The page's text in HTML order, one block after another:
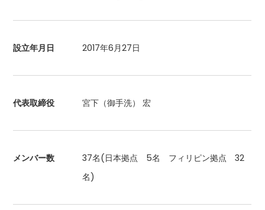
設立年月日 2017年6月27日
代表取締役 宮下（御手洗） 宏
メンバー数
37名(日本拠点 5名 フィリピン拠点 32
名)